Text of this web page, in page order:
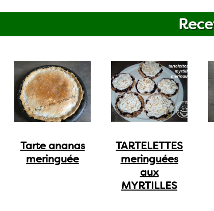
Tarte ananas
meringuée
TARTELETTES
meringuées
aux
MYRTILLES